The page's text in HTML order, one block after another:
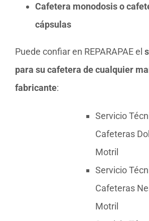
Cafetera monodosis o
cápsulas
Puede confiar en REPARAPAE el
para su cafetera de cualquier
fabricante:
Servicio
Cafeteras
Motril
Servicio
Cafeteras
Motril